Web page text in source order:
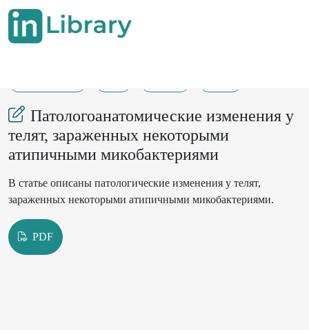
Патологоанатомические изменения у
телят, зараженных некоторыми
атипичными микобактериями
В статье описаны патологические изменения у телят,
зараженных некоторыми атипичными микобактериями.
PDF